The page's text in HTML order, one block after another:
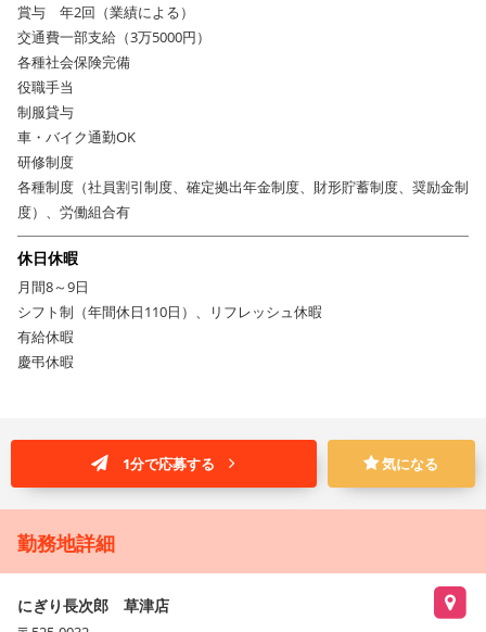
賞与 年2回（業績による）
交通費一部支給（3万5000円）
各種社会保険完備
役職手当
制服貸与
車・バイク通勤OK
研修制度
各種制度（社員割引制度、確定拠出年金制度、財形貯蓄制度、奨励金制
度）、労働組合有
休日休暇
月間8～9日
シフト制（年間休日110日）、リフレッシュ休暇
有給休暇
慶弔休暇
1分で応募する 気になる
勤務地詳細
にぎり長次郎 草津店